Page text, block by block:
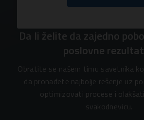
Da li želite da zajedno
poslovne
Obratite se našem timu savetnika
da pronađete najbolje rešenje uz
optimizovati procese i
svakodnevicu.